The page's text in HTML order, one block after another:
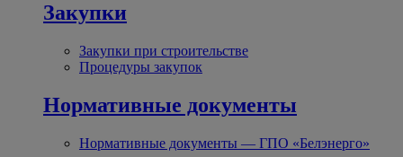
Закупки
Закупки при строительстве
Процедуры закупок
Нормативные документы
Нормативные документы — ГПО «Белэнерго»